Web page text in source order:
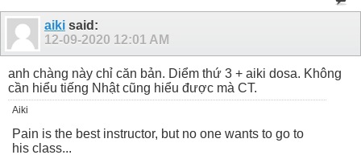
aiki said:
12-09-2020 12:01 AM
anh chàng này chỉ căn bản. Diểm thứ 3 + aiki dosa. Không
cần hiểu tiếng Nhật cũng hiểu được mà CT.
Aiki
Pain is the best instructor, but no one wants to go to
his class...